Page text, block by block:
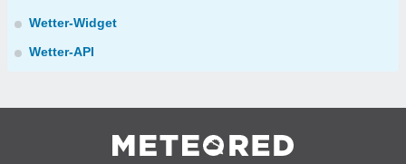
Wetter-Widget
Wetter-API